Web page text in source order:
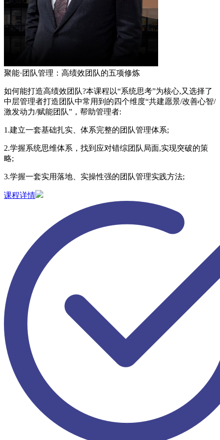
聚能·团队管理：高绩效团队的五项修炼
如何能打造高绩效团队?本课程以“系统思考”为核心,又选择了
中层管理者打造团队中常用到的四个维度“共建愿景/改善心智/
激发动力/赋能团队”，帮助管理者:
1.建立一套基础扎实、体系完整的团队管理体系;
2.学握系统思维体系，找到应对错综团队局面,实现突破的策
略;
3.学握一套实用落地、实操性强的团队管理实践方法;
课程详情